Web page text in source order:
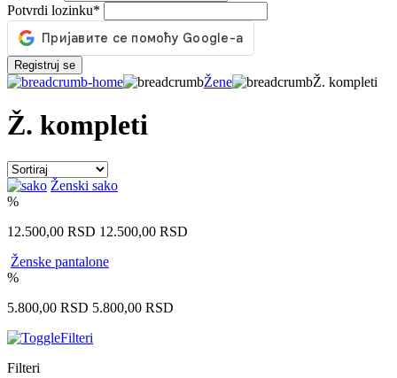
Potvrdi lozinku*
Registruj se
Žene Ž. kompleti
Ž. kompleti
Ženski sako
%
12.500,00 RSD 12.500,00 RSD
Ženske pantalone
%
5.800,00 RSD 5.800,00 RSD
Filteri
Filteri